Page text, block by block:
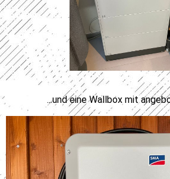
...und eine Wallbox mit